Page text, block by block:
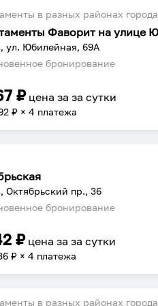
в разных районах города
ул. Юбилейная, 69А
бронирование
₽ цена заза сутки
₽ × 4 платежа
Октябрьский пр., 36
бронирование
₽ цена заза сутки
₽ × 4 платежа
в разных районах города